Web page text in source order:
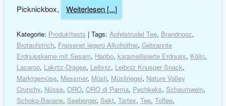
Picknickbox,
Weiterlesen [...]
Kategorie: Produkttests | Tags: Apfelstrudel Tee, Brandnooz,
Brotaufstrich, Freixenet legero Alkoholfrei, Gebrannte
Erdnusskerne mit Sesam, Haribo, karamellisierte Erdnuss, Kölln,
Lacaroo, Lakritz-Dragee, Leibniz, Leibniz Knusper Snack,
Marktgemüse, Messmer, Müsli, Müsliriegel, Nature Valley
Crunchy, Nüsse, ORO, ORO di Parma, Pechkeks, Schaumwein,
Schoko-Banane, Seeberger, Sekt, Tartex, Tee, Toffee,